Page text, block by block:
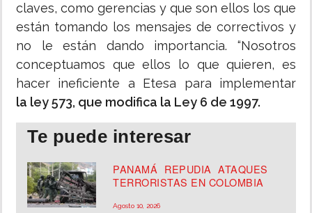
claves, como gerencias y que son ellos los que
están tomando los mensajes de correctivos y
no le están dando importancia. “Nosotros
conceptuamos que ellos lo que quieren, es
hacer ineficiente a Etesa para implementar
la ley 573, que modifica la Ley 6 de 1997.
Te puede interesar
PANAMÁ REPUDIA ATAQUES
TERRORISTAS EN COLOMBIA
Agosto 10, 2026